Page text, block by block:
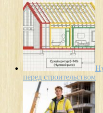
перед строительством